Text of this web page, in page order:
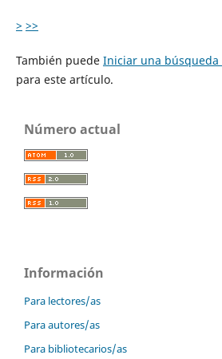
> >>
También puede Iniciar una
para este artículo.
Número actual
Información
Para lectores/as
Para autores/as
Para bibliotecarios/as